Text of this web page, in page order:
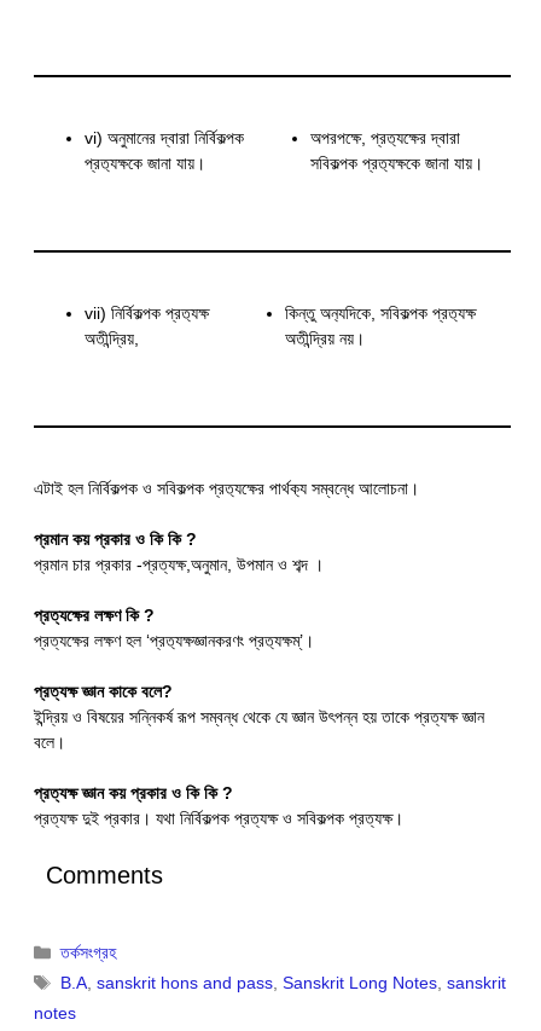
vi) অনুমানের দ্বারা নির্বিকল্পক
প্রত‍্যক্ষকে জানা যায়।
অপরপক্ষে, প্রত‍্যক্ষের দ্বারা
সবিকল্পক প্রত‍্যক্ষকে জানা যায়।
vii) নির্বিকল্পক প্রত‍্যক্ষ
অতীন্দ্রিয়,
কিন্তু অন‍্যদিকে, সবিকল্পক প্রত‍্যক্ষ
অতীন্দ্রিয় নয়।
এটাই হল নির্বিকল্পক ও সবিকল্পক প্রত‍্যক্ষের পার্থক‍্য সম্বন্ধে আলোচনা।
প্রমান কয় প্রকার ও কি কি ?
প্রমান চার প্রকার -প্রত্যক্ষ,অনুমান, উপমান ও শব্দ ।
প্রত্যক্ষের লক্ষণ কি ?
প্রত্যক্ষের লক্ষণ হল ‘প্রত‍্যক্ষজ্ঞানকরণং প্রত‍্যক্ষম্’।
প্রত্যক্ষ জ্ঞান কাকে বলে?
ইন্দ্রিয় ও বিষয়ের সন্নিকর্ষ রূপ সম্বন্ধ থেকে যে জ্ঞান উৎপন্ন হয় তাকে প্রত্যক্ষ জ্ঞান
বলে।
প্রত্যক্ষ জ্ঞান কয় প্রকার ও কি কি ?
প্রত্যক্ষ দুই প্রকার। যথা নির্বিকল্পক প্রত্যক্ষ ও সবিকল্পক প্রত্যক্ষ।
Comments
Categories
তর্কসংগ্রহ
Tags
B.A ,sanskrit hons and pass ,Sanskrit Long Notes ,sanskrit
notes